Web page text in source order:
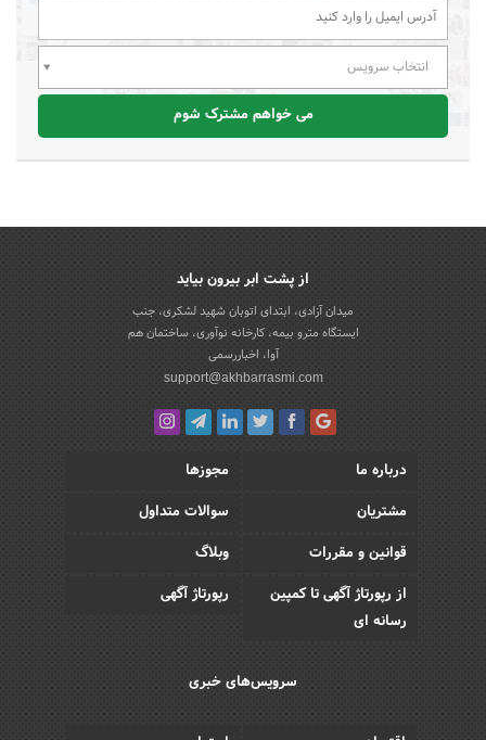
انتخاب سرویس
می خواهم مشترک شوم
از پشت ابر بیرون بیاید
میدان آزادی، ابتدای اتوبان شهید لشکری، جنب
ایستگاه مترو بیمه، کارخانه نوآوری، ساختمان هم
آوا، اخباررسمی
support@akhbarrasmi.com
درباره ما
مجوزها
مشتریان
سوالات متداول
قوانین و مقررات
وبلاگ
از رپورتاژ آگهی تا کمپین
رسانه ای
رپورتاژ آگهی
سرویس‌های خبری